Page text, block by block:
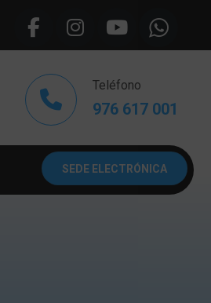
Teléfono
976 617 001
SEDE ELECTRÓNICA